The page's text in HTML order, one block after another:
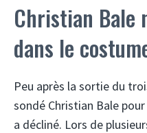
Christian Bale
dans le
Peu après la sortie du
sondé Christian Bale
a décliné. Lors de